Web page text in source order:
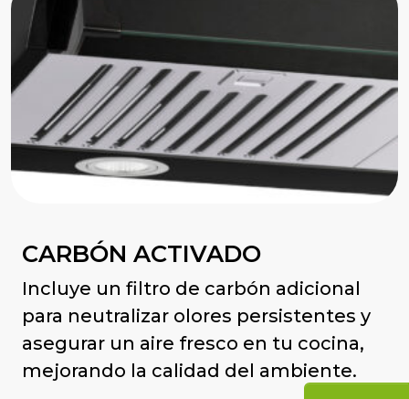
CARBÓN ACTIVADO
Incluye un filtro de carbón adicional
para neutralizar olores persistentes y
asegurar un aire fresco en tu cocina,
mejorando la calidad del ambiente.